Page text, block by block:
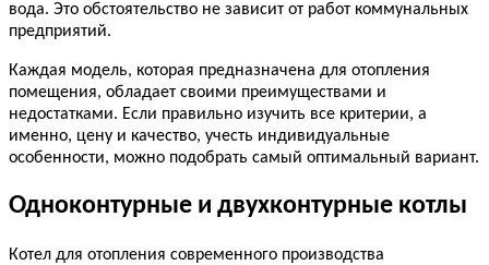
вода. Это обстоятельство не зависит от работ коммунальных
предприятий.
Каждая модель, которая предназначена для отопления
помещения, обладает своими преимуществами и
недостатками. Если правильно изучить все критерии, а
именно, цену и качество, учесть индивидуальные
особенности, можно подобрать самый оптимальный вариант.
Одноконтурные и двухконтурные котлы
Котел для отопления современного производства